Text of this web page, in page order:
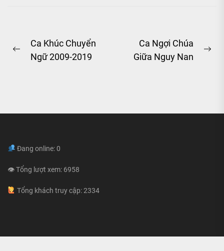
Post
navigation
Previous
Ca Khúc Chuyển
Ngữ 2009-2019
Ca Ngợi Chúa
Giữa Nguy Nan
Đang online: 0
👁 Tổng lượt xem: 6958
Tổng khách truy cập: 2334